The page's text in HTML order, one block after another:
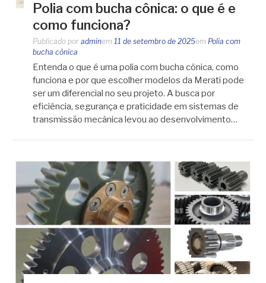
Polia com bucha cônica: o que é e
como funciona?
Publicado por adminem 11 de setembro de 2025em Polia com
bucha cônica
Entenda o que é uma polia com bucha cônica, como
funciona e por que escolher modelos da Merati pode
ser um diferencial no seu projeto. A busca por
eficiência, segurança e praticidade em sistemas de
transmissão mecânica levou ao desenvolvimento…